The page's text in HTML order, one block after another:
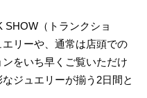
SHOW（トランクショ
リーや、通常は店頭での
をいち早くご覧いただけ
ジュエリーが揃う2日間と